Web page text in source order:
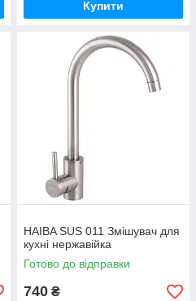
Купити
HAIBA SUS 011 Змішувач для
кухні нержавійка
Готово до відправки
740 ₴